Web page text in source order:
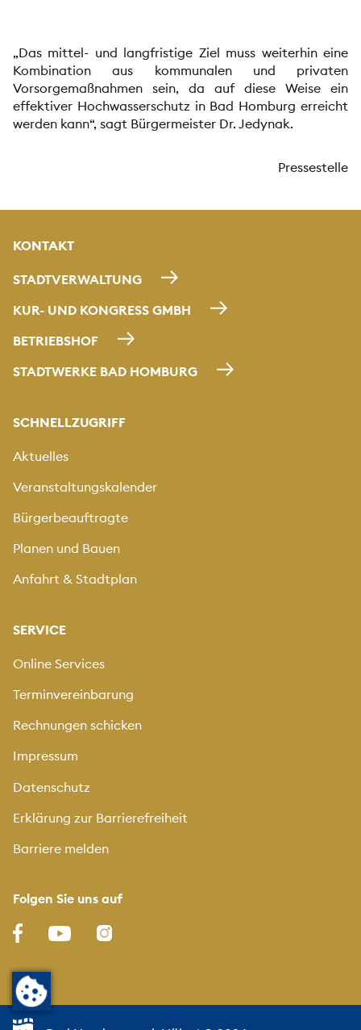
„Das mittel- und langfristige Ziel muss weiterhin eine
Kombination aus kommunalen und privaten
Vorsorgemaßnahmen sein, da auf diese Weise ein
effektiver Hochwasserschutz in Bad Homburg erreicht
werden kann“, sagt Bürgermeister Dr. Jedynak.
Pressestelle
KONTAKT
STADTVERWALTUNG
KUR- UND KONGRESS GMBH
BETRIEBSHOF
STADTWERKE BAD HOMBURG
SCHNELLZUGRIFF
Aktuelles
Veranstaltungskalender
Bürgerbeauftragte
Planen und Bauen
Anfahrt & Stadtplan
SERVICE
Online Services
Terminvereinbarung
Rechnungen schicken
Impressum
Datenschutz
Erklärung zur Barrierefreiheit
Barriere melden
Folgen Sie uns auf